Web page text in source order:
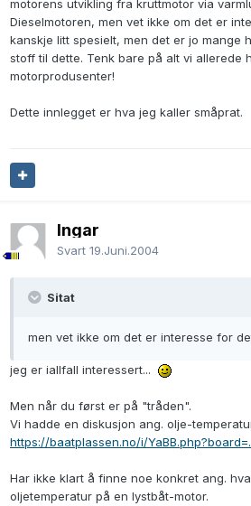
motorens utvikling fra kruttmotor via
Dieselmotoren, men vet ikke om det er
kanskje litt spesielt, men det er jo mange
stoff til dette. Tenk bare på alt vi allerede
motorprodusenter!
Dette innlegget er hva jeg kaller småprat.
Ingar
Svart 19.Juni.2004
Sitat
men vet ikke om det er interesse for
jeg er iallfall interessert...
Men når du først er på "tråden".
Vi hadde en diskusjon ang. olje-
https://baatplassen.no/i/
Har ikke klart å finne noe konkret ang.
oljetemperatur på en lystbåt-motor.